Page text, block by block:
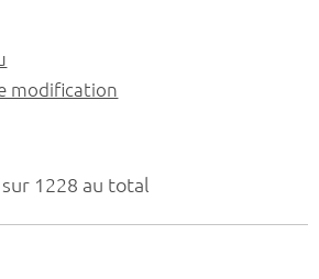
1228 au total
modification